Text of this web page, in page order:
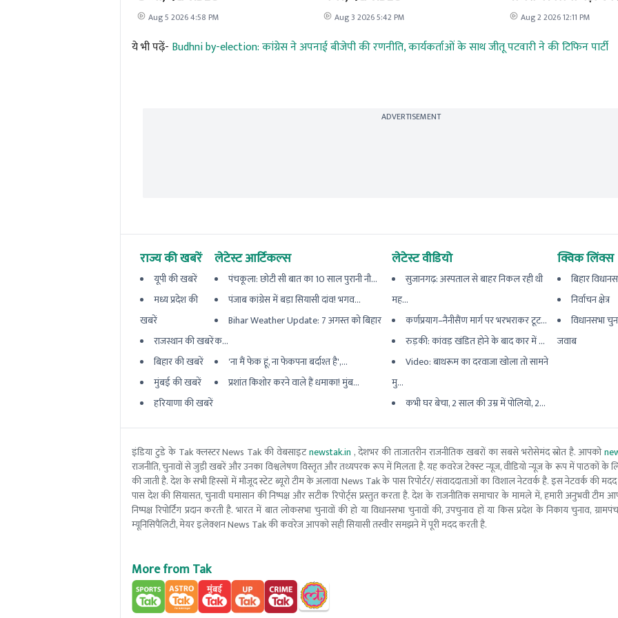
Aug 5 2026 4:58 PM Aug 3 2026 5:42 PM Aug 2 2026 12:11 PM
ये भी पढ़ें- Budhni by-election: कांग्रेस ने अपनाई बीजेपी की रणनीति, कार्यकर्ताओं के साथ जीतू पटवारी ने की टिफिन पार्टी
ADVERTISEMENT
राज्य की खबरें
यूपी की खबरें
मध्य प्रदेश की
खबरें
राजस्थान की खबरें
बिहार की खबरें
मुंबई की खबरें
हरियाणा की खबरें
लेटेस्ट आर्टिकल्स
पंचकूला: छोटी सी बात का 10 साल पुरानी नौ...
पंजाब कांग्रेस में बड़ा सियासी दांव! भगव...
Bihar Weather Update: 7 अगस्त को बिहार
क...
'ना मैं फेक हूं, ना फेकपना बर्दाश्त है',...
प्रशांत किशोर करने वाले हैं धमाका! मुंब...
लेटेस्ट वीडियो
सुजानगढ़: अस्पताल से बाहर निकल रही थी
मह...
कर्णप्रयाग–नैनीसैंण मार्ग पर भरभराकर टूट...
रुड़की: कांवड़ खंडित होने के बाद कार में ...
Video: बाथरूम का दरवाजा खोला तो सामने
मु...
कभी घर बेचा, 2 साल की उम्र में पोलियो, 2...
क्विक लिंक्स
बिहार
निर्वाचन क्षेत्र
विधानसभा
जवाब
इंडिया टुडे के Tak क्लस्टर News Tak की वेबसाइटnewstak.in , देशभर की ताजातरीन राजनीतिक खबरों का सबसे भरोसेमंद स्रोत है. आपको
राजनीति, चुनावों से जुड़ी खबरें और उनका विश्वलेषण विस्तृत और तथ्यपरक रूप में मिलता है. यह कवरेज टेक्स्ट न्यूज, वीडियो न्यूज के रूप में पाठकों के
की जाती है. देश के सभी हिस्सों में मौजूद स्टेट ब्यूरो टीम के अलावा News Tak के पास रिपोर्टर/ संवाददाताओं का विशाल नेटवर्क है. इस नेटवर्क की
पास देश की सियासत, चुनावी घमासान की निष्पक्ष और सटीक रिपोर्ट्स प्रस्तुत करता है. देश के राजनीतिक समाचार के मामले में, हमारी अनुभवी
निष्पक्ष रिपोर्टिंग प्रदान करती है. भारत में बात लोकसभा चुनावों की हो या विधानसभा चुनावों की, उपचुनाव हों या किस प्रदेश के निकाय चुनाव,
म्यूनिसिपैलिटी, मेयर इलेक्शन News Tak की कवरेज आपको सही सियासी तस्वीर समझने में पूरी मदद करती है.
More from Tak